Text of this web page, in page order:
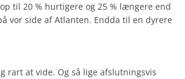
til 20 % hurtigere og 25 % længere end
vor side af Atlanten. Endda til en dyrere
rart at vide. Og så lige afslutningsvis